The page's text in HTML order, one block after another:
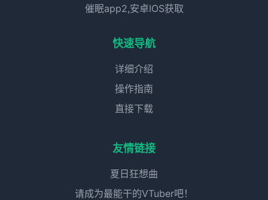
催眠app2,安卓IOS获取
快速导航
详细介绍
操作指南
直接下载
友情链接
夏日狂想曲
请成为最能干的VTuber吧！